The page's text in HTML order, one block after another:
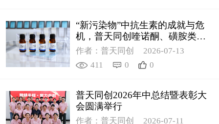
“新污染物”中抗生素的成就与危
机，普天同创喹诺酮、磺胺类质
控新品筑牢环境安全防线
作者：普天同创
2026-07-13
411
0 0
普天同创2026年中总结暨表彰大
会圆满举行
作者：普天同创
2026-07-11